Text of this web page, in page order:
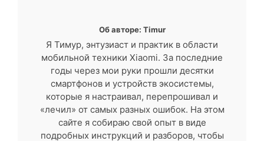
Об авторе: Timur
Я Тимур, энтузиаст и практик в области
мобильной техники Xiaomi. За последние
годы через мои руки прошли десятки
смартфонов и устройств экосистемы,
которые я настраивал, перепрошивал и
«лечил» от самых разных ошибок. На этом
сайте я собираю свой опыт в виде
подробных инструкций и разборов, чтобы